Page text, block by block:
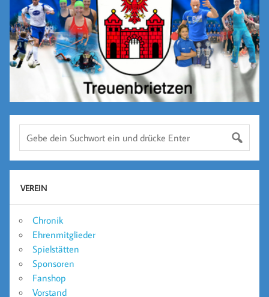
VEREIN
Chronik
Ehrenmitglieder
Spielstätten
Sponsoren
Fanshop
Vorstand